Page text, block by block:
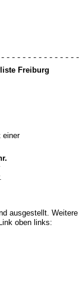
- - - - - - - - - - - - -
Freiburg
einer
ausgestellt.
oben links: